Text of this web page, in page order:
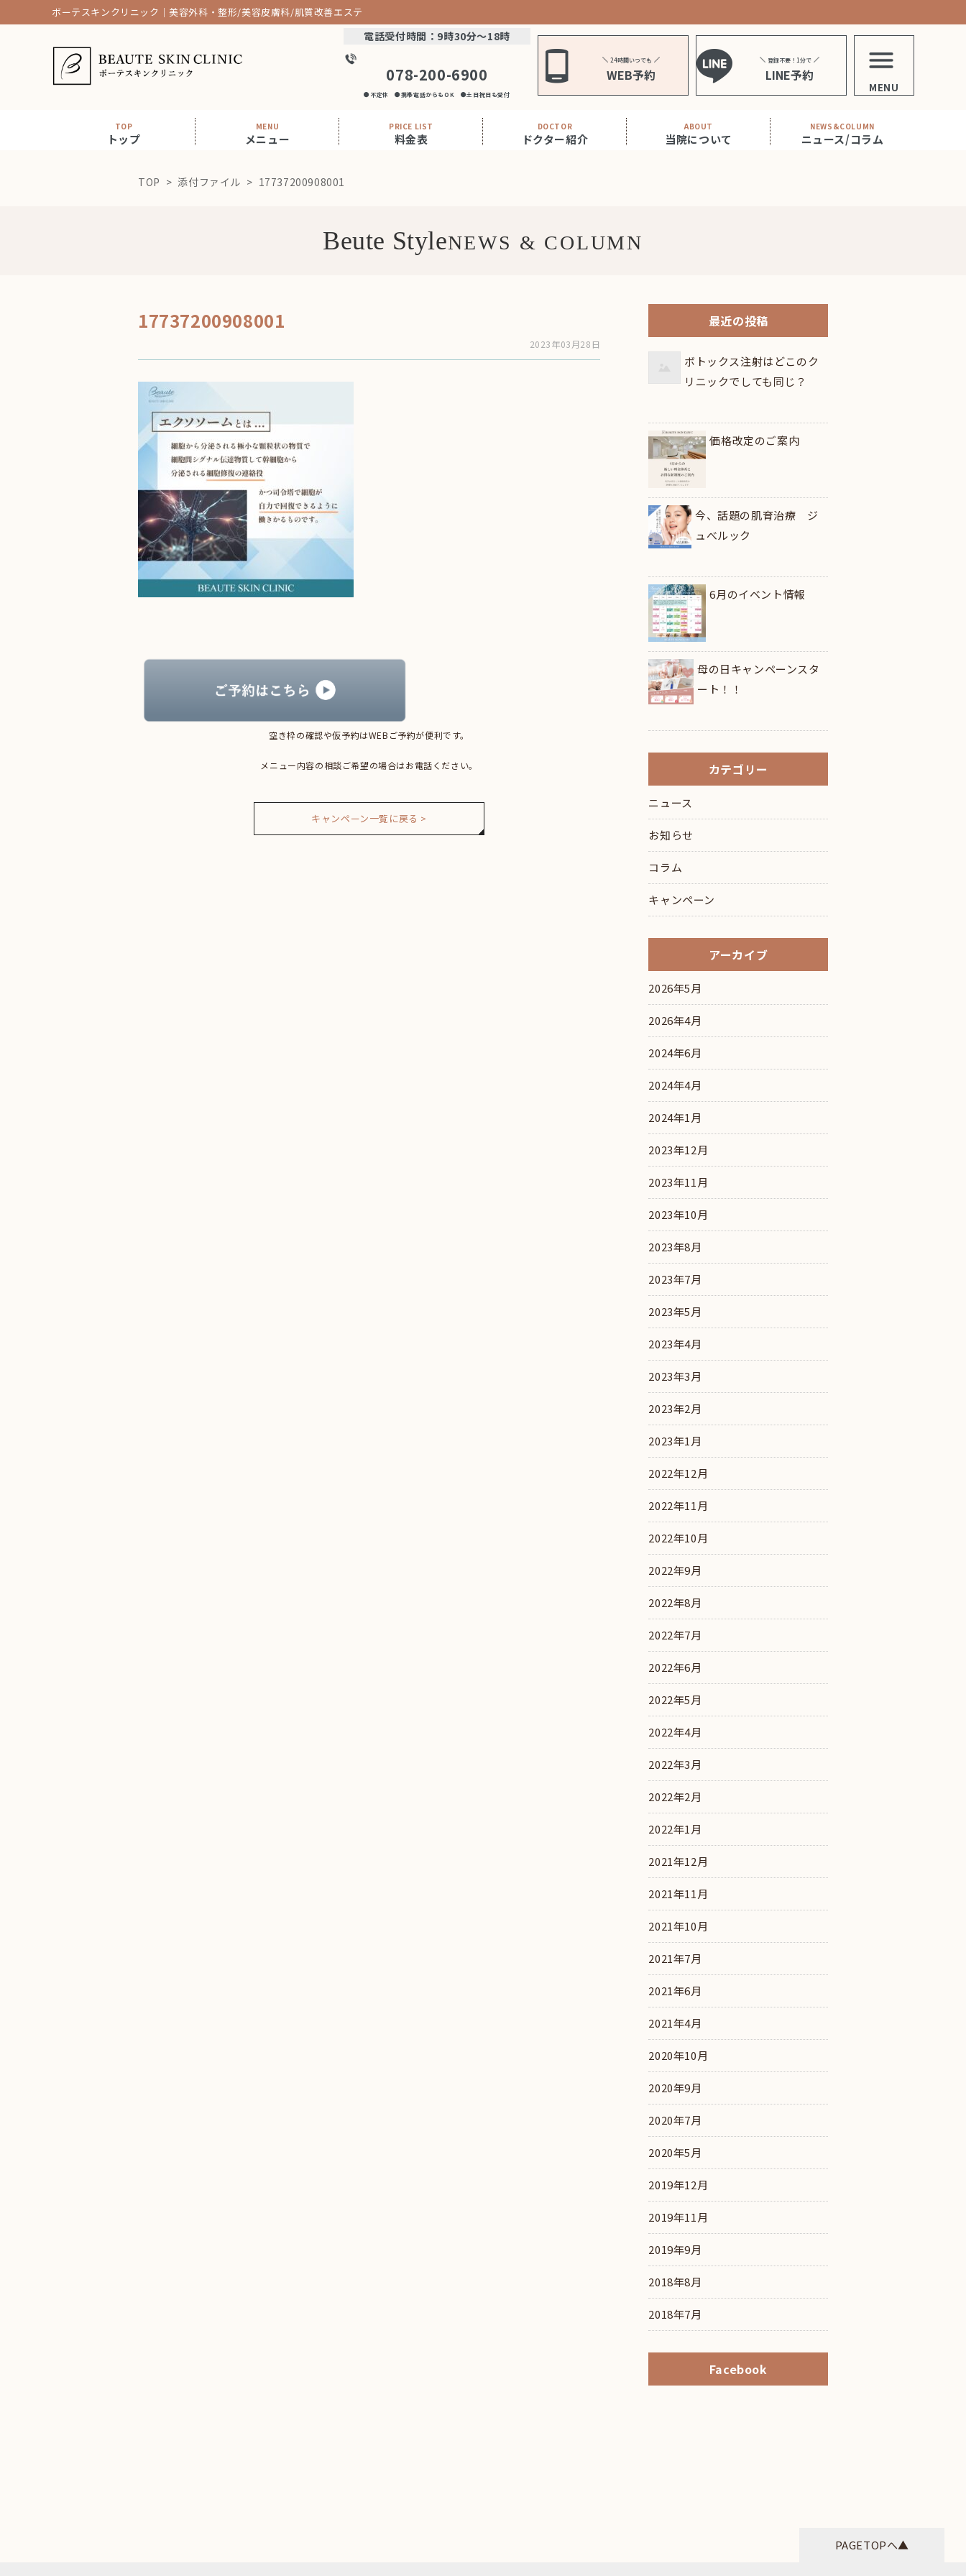
ボーテスキンクリニック｜美容外科・整形/美容皮膚科/肌質改善エステ
電話受付時間：9時30分～18時
078-200-6900
●不定休 ●携帯電話からもOK ●土日祝日も受付
24時間いつでも
WEB予約
登録不要！1分で
LINE予約
MENU
TOP
トップ
MENU
メニュー
PRICE LIST
料金表
DOCTOR
ドクター紹介
ABOUT
当院について
NEWS&COLUMN
ニュース/コラム
TOP 添付ファイル 17737200908001
Beute Style
17737200908001
2023年03月28日
空き枠の確認や仮予約はWEBご予約が便利です。
メニュー内容の相談ご希望の場合はお電話ください。
キャンペーン一覧に戻る >
最近の投稿
ボトックス注射はどこのク
リニックでしても同じ？
価格改定のご案内
今、話題の肌育治療 ジ
ュべルック
6月のイベント情報
母の日キャンペーンスタ
ート！！
カテゴリー
ニュース
お知らせ
コラム
キャンペーン
アーカイブ
2026年5月
2026年4月
2024年6月
2024年4月
2024年1月
2023年12月
2023年11月
2023年10月
2023年8月
2023年7月
2023年5月
2023年4月
2023年3月
2023年2月
2023年1月
2022年12月
2022年11月
2022年10月
2022年9月
2022年8月
2022年7月
2022年6月
2022年5月
2022年4月
2022年3月
2022年2月
2022年1月
2021年12月
2021年11月
2021年10月
2021年7月
2021年6月
2021年4月
2020年10月
2020年9月
2020年7月
2020年5月
2019年12月
2019年11月
2019年9月
2018年8月
2018年7月
Facebook
PAGETOPへ▲